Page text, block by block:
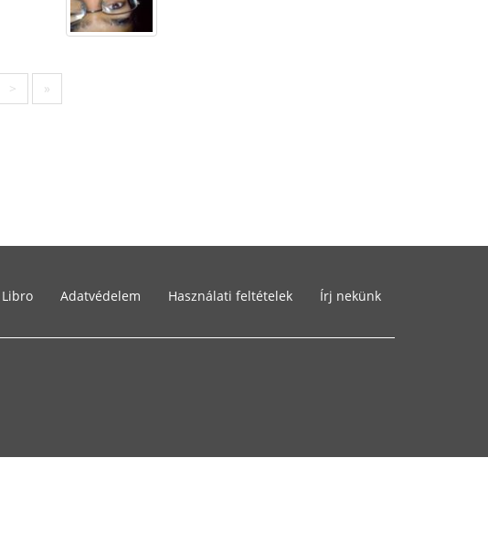
> »
Libro Adatvédelem Használati feltételek Írj nekünk